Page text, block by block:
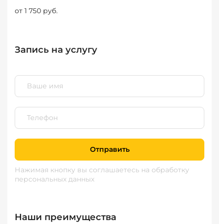
от 1 750 руб.
Запись на услугу
Отправить
Нажимая кнопку вы соглашаетесь на обработку
персональных данных
Наши преимущества